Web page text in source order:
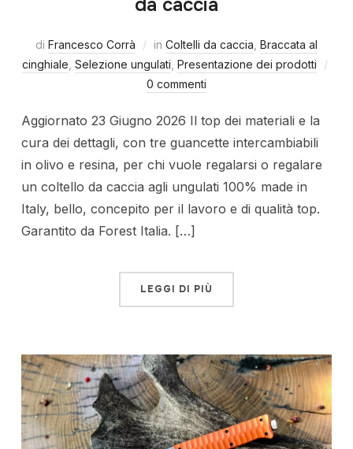
da caccia
di Francesco Corrà in Coltelli da caccia Braccata al
cinghiale Selezione ungulati Presentazione dei prodotti
0 commenti
Aggiornato 23 Giugno 2026 Il top dei materiali e la
cura dei dettagli, con tre guancette intercambiabili
in olivo e resina, per chi vuole regalarsi o regalare
un coltello da caccia agli ungulati 100% made in
Italy, bello, concepito per il lavoro e di qualità top.
Garantito da Forest Italia. […]
LEGGI DI PIÙ